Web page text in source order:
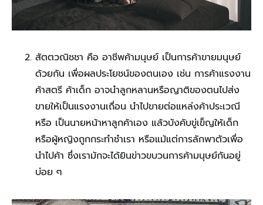
สัตตวณิชชา คือ อาชีพค้ามนุษย์ เป็นการค้าขายมนุษย์
ด้วยกัน เพื่อผลประโยชน์ของตนเอง เช่น การค้าแรงงาน
ค้าสตรี ค้าเด็ก อาจนำลูกหลานหรือญาติของตนไปส่ง
ขายให้เป็นแรงงานเถื่อน นำไปขายต่อแหล่งค้าประเวณี
หรือ เป็นนายหน้าหาลูกค้าเอง แล้วบังคับขู่เข็ญให้เด็ก
หรือผู้หญิงถูกกระทำชำเรา หรือแม้แต่การลักพาตัวเพื่อ
นำไปค้า ซึ่งเรามักจะได้ยินข่าวขบวนการค้ามนุษย์กันอยู่
บ่อย ๆ